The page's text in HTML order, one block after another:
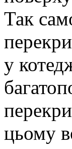
Так
у
цьому